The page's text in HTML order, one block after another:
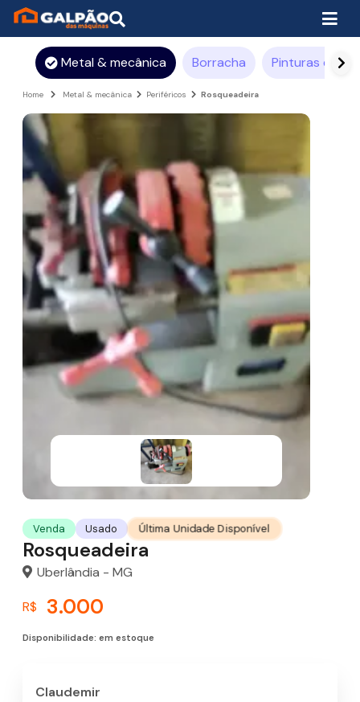
Metal & mecânica Borracha Pinturas e
Home Metal & mecânica Periféricos Rosqueadeira
Venda Usado Última Unidade Disponível
Rosqueadeira
Uberlândia - MG
R$ 3.000
Disponibilidade: em estoque
Claudemir